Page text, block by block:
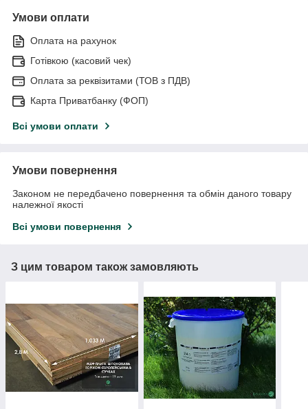
Умови оплати
Оплата на рахунок
Готівкою (касовий чек)
Оплата за реквізитами (ТОВ з ПДВ)
Карта Приватбанку (ФОП)
Всі умови оплати
Умови повернення
Законом не передбачено повернення та обмін даного товару
належної якості
Всі умови повернення
З цим товаром також замовляють